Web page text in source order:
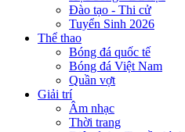
Đào tạo - Thi cử
Tuyển Sinh 2026
Thể thao
Bóng đá quốc tế
Bóng đá Việt Nam
Quần vợt
Giải trí
Âm nhạc
Thời trang